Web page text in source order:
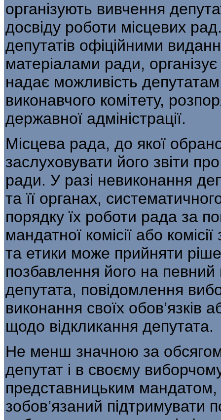
організують вивчення
досвіду роботи місцевих
депутатів офіційними
матеріалами ради,
надає можливість
виконавчого комітету,
державної адміністрації.
Місцева рада, до якої
заслуховувати його звіти
ради. У разі невиконання
та її органах,
порядку їх роботи рада за
мандатної комісії або
та етики може прийняти
позбавлення його на
депутата, повідомлення
виконання своїх обов’язків
щодо відкликання депутата.
Не менш значною за
депутат і в своєму
представницьким мандатом,
зобов’язаний підтримувати